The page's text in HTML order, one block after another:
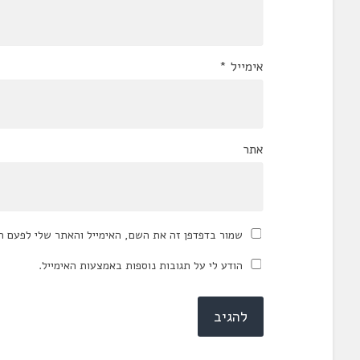
אימייל *
אתר
שמור בדפדפן זה את השם, האימייל והאתר שלי לפעם
הודע לי על תגובות נוספות באמצעות האימייל.